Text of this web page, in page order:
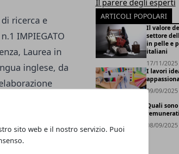
sito web e il nostro servizio. Puoi
ricerca e
IMPIEGATO
Laurea in
inglese, da
emissione e
contratto di
di
Il parere degli esperti
ARTICOLI POPOLARI
Il valore
settore
in pelle e
italiani
17/11/2025
I lavori
09/09/2025
Quali
08/09/2025